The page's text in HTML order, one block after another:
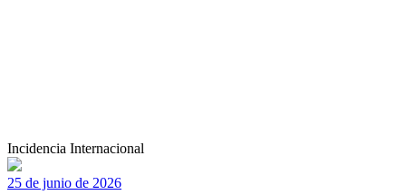
Incidencia Internacional
25 de junio de 2026